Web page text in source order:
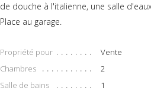
de douche à l'italienne, une salle
Place au garage.
Propriété pour Vente
Chambres
2
Salle de bains
1